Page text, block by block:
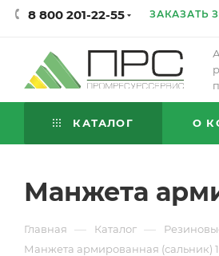
8 800 201-22-55 ЗАКАЗАТЬ
КАТАЛОГ О
Манжета
Главная — Каталог —
Манжета армированная (сальник)